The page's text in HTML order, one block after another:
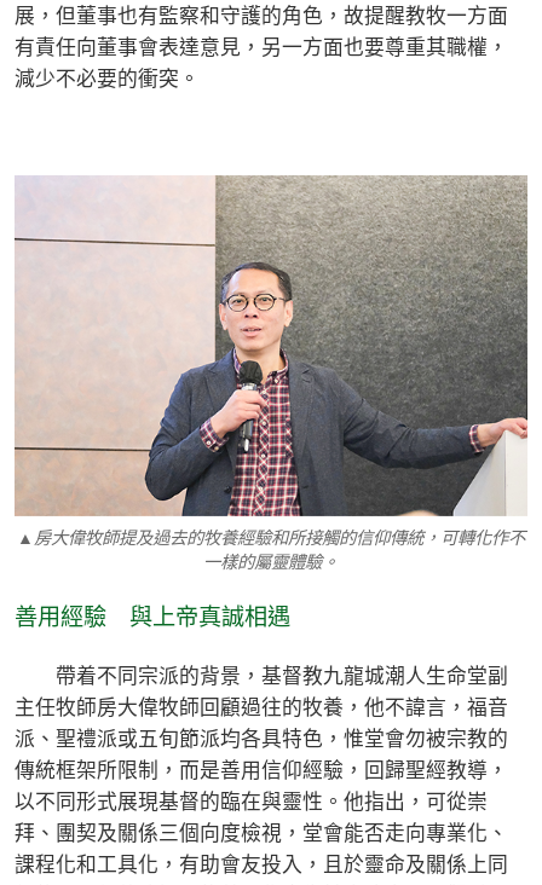
展，但董事也有監察和守護的角色，故提醒教牧一方面
有責任向董事會表達意見，另一方面也要尊重其職權，
減少不必要的衝突。
▲房大偉牧師提及過去的牧養經驗和所接觸的信仰傳統，可轉化作不
一樣的屬靈體驗。
善用經驗 與上帝真誠相遇
帶着不同宗派的背景，基督教九龍城潮人生命堂副
主任牧師房大偉牧師回顧過往的牧養，他不諱言，福音
派、聖禮派或五旬節派均各具特色，惟堂會勿被宗教的
傳統框架所限制，而是善用信仰經驗，回歸聖經教導，
以不同形式展現基督的臨在與靈性。他指出，可從崇
拜、團契及關係三個向度檢視，堂會能否走向專業化、
課程化和工具化，有助會友投入，且於靈命及關係上同